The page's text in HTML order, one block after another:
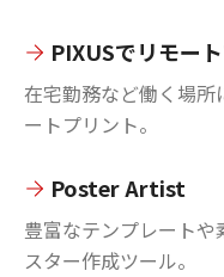
PIXUSでリモー
在宅勤務など働く場所
ートプリント。
Poster Artist
豊富なテンプレート
スター作成ツール。